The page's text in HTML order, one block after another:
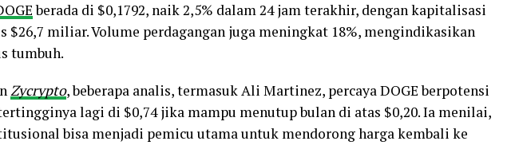
berada di $0,1792, naik 2,5% dalam 24 jam terakhir, dengan kapitalisasi
$26,7 miliar. Volume perdagangan juga meningkat 18%, mengindikasikan
tumbuh.
Zycrypto, beberapa analis, termasuk Ali Martinez, percaya DOGE berpotensi
lagi di $0,74 jika mampu menutup bulan di atas $0,20. Ia menilai,
bisa menjadi pemicu utama untuk mendorong harga kembali ke